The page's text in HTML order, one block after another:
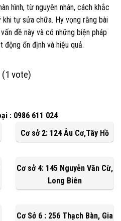
hình, từ nguyên nhân, cách khắc
tự sửa chữa. Hy vọng rằng bài
đề này và có những biện pháp
ổn định và hiệu quả.
vote)
: 0986 611 024
Cơ sở 2: 124 Âu Cơ,Tây Hồ
Cơ sở 4: 145 Nguyễn Văn Cừ,
Long Biên
Cơ Sở 6 : 256 Thạch Bàn, Gia